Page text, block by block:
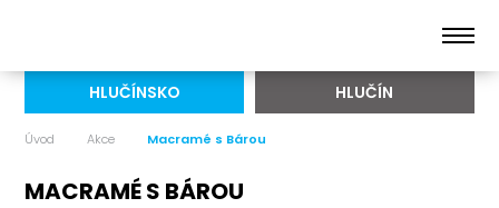
HLUČÍNSKO HLUČÍN
Úvod Akce Macramé s Bárou
MACRAMÉ S BÁROU